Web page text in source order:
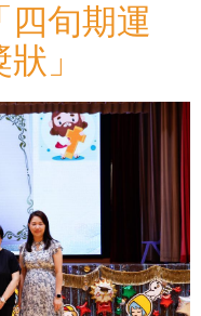
四旬期運
」